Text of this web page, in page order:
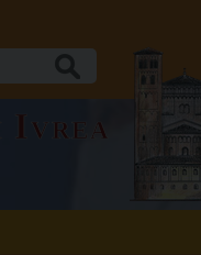
Ivrea